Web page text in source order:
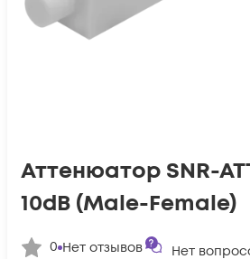
Аттенюатор SNR-
10dB (Male-Female)
0 Нет отзывов Нет